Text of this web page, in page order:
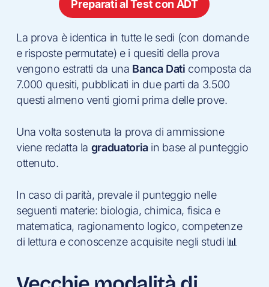
Preparati al Test con ADT
La prova è identica in tutte le sedi (con domande
e risposte permutate) e i quesiti della prova
vengono estratti da una Banca Dati composta da
7.000 quesiti, pubblicati in due parti da 3.500
questi almeno venti giorni prima delle prove.
Una volta sostenuta la prova di ammissione
viene redatta la graduatoriain base al punteggio
ottenuto.
In caso di parità, prevale il punteggio nelle
seguenti materie: biologia, chimica, fisica e
matematica, ragionamento logico, competenze
di lettura e conoscenze acquisite negli studi 📊